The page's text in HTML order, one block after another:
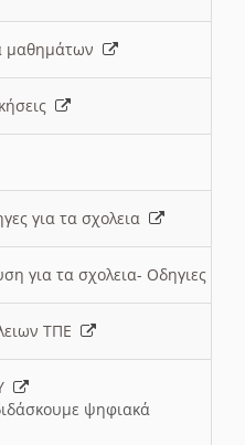
μαθημάτων
για τα σχολεια
για τα σχολεια- Οδηγιες
ΤΠΕ
ψηφιακά